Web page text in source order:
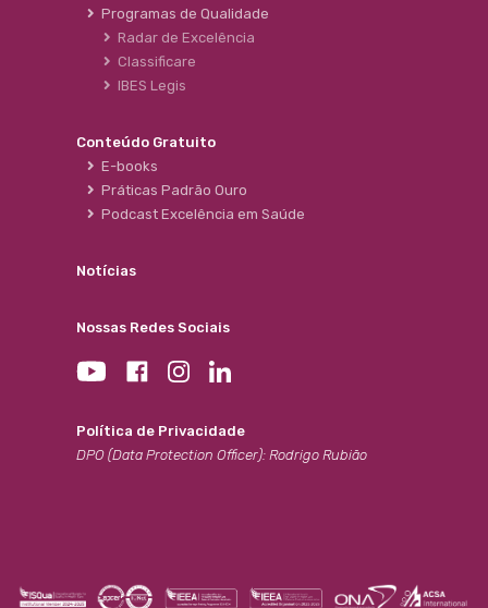
Programas de Qualidade
Radar de Excelência
Classificare
IBES Legis
Conteúdo Gratuito
E-books
Práticas Padrão Ouro
Podcast Excelência em Saúde
Notícias
Nossas Redes Sociais
Política de Privacidade
DPO (Data Protection Officer): Rodrigo Rubião